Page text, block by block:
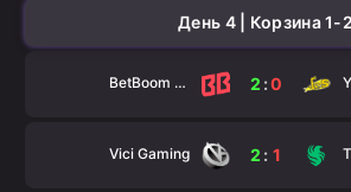
День 4 | Корзина 1-2
BetBoom Team 2 :0
Vici Gaming 2 : 1